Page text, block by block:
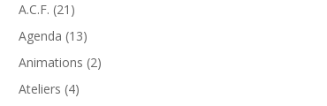
A.C.F. (21)
Agenda (13)
Animations (2)
Ateliers (4)